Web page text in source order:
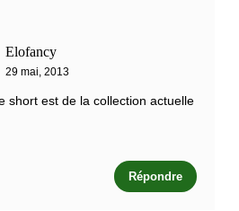
Elofancy
29 mai, 2013
short est de la collection actuelle
Répondre